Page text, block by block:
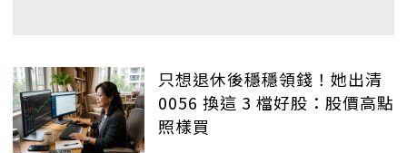
只想退休後穩穩領錢！她出清
0056 換這 3 檔好股：股價高點
照樣買